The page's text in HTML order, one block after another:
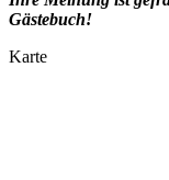
Gästebuch!
Karte